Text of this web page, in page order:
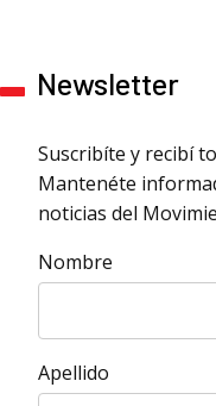
Newsletter
Suscribíte y recibí
Mantenéte
noticias del
Nombre
Apellido